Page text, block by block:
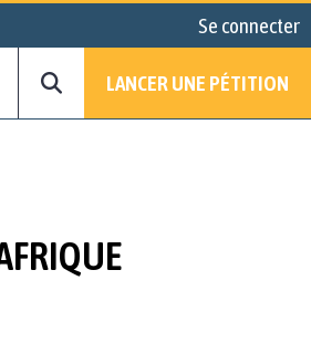
Se connecter
LANCER UNE PÉTITION